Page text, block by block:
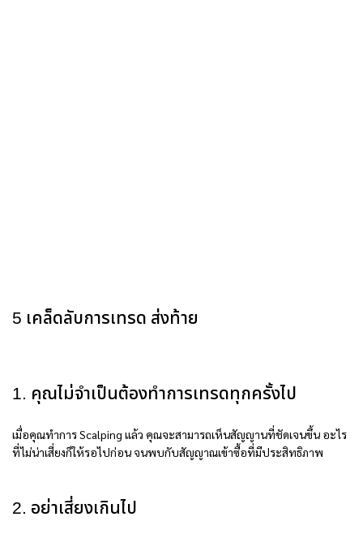
5 เคล็ดลับการเทรด ส่งท้าย
1. คุณไม่จำเป็นต้องทำการเทรดทุกครั้งไป
เมื่อคุณทำการ Scalping แล้ว คุณจะสามารถเห็นสัญญานที่ชัดเจนขึ้น อะไร
ที่ไม่น่าเสี่ยงก็ให้รอไปก่อน จนพบกับสัญญาณเข้าซื้อที่มีประสิทธิภาพ
2. อย่าเสี่ยงเกินไป